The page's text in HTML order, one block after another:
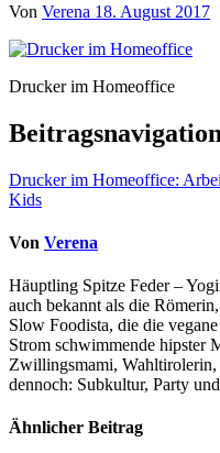
Von Verena 18. August 2017
Drucker im Homeoffice
Beitragsnavigation
Drucker im Homeoffice:
Kids
Von Verena
Häuptling Spitze Feder –
auch bekannt als die
Slow Foodista, die die
Strom schwimmende hipster
Zwillingsmami,
dennoch: Subkultur, Party
Ähnlicher Beitrag